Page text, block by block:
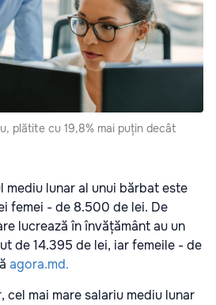
plătite cu 19,8% mai puțin decât
mediu lunar al unui bărbat este
femei - de 8.500 de lei. De
lucrează în învățământ au un
de 14.395 de lei, iar femeile - de
agora.md.
mai mare salariu mediu lunar